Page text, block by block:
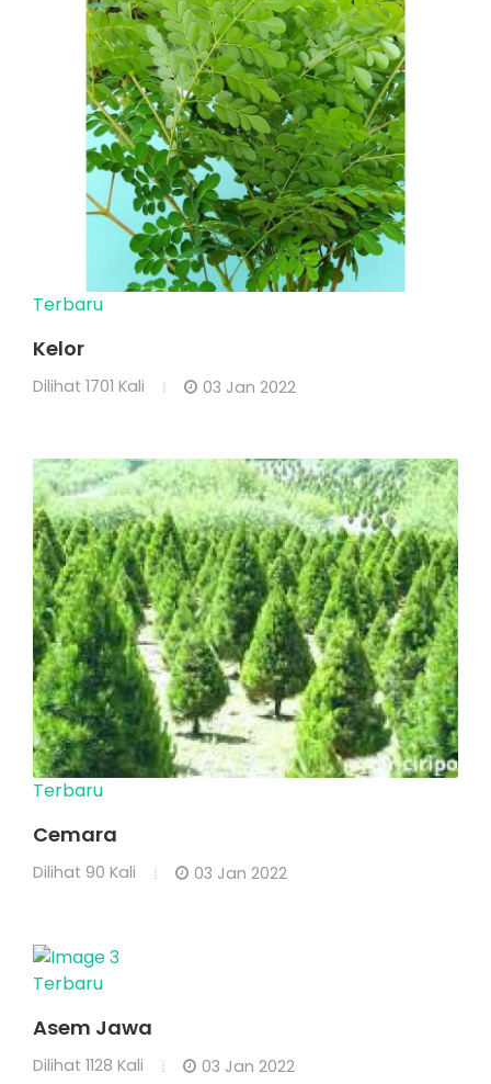
Terbaru
Kelor
Dilihat 1701 Kali 03 Jan 2022
Terbaru
Cemara
Dilihat 90 Kali 03 Jan 2022
Terbaru
Asem Jawa
Dilihat 1128 Kali 03 Jan 2022